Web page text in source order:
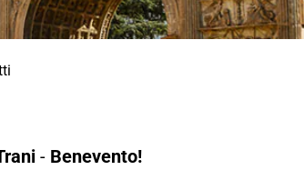
- Benevento!